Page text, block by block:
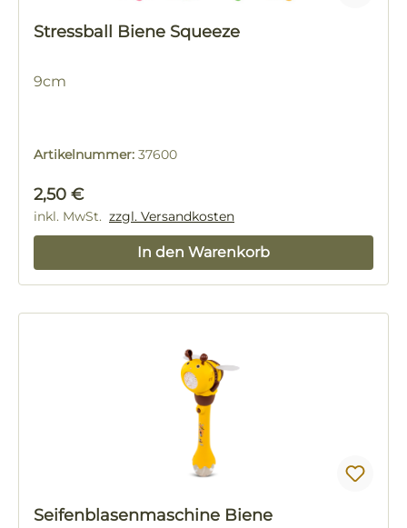
Stressball Biene Squeeze
9cm
Artikelnummer: 37600
Regulärer Preis:
2,50 €
inkl. MwSt. zzgl. Versandkosten
In den Warenkorb
Seifenblasenmaschine Biene